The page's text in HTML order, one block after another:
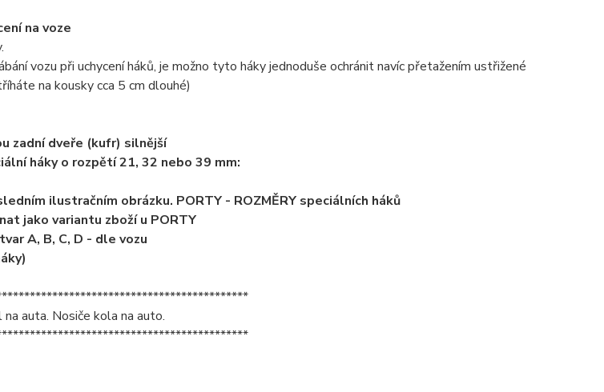
na voze
vozu při uchycení háků, je možno tyto háky jednoduše ochránit navíc přetažením ustřižené
na kousky cca 5 cm dlouhé)
zadní dveře (kufr) silnější
háky o rozpětí 21, 32 nebo 39 mm:
ilustračním obrázku. PORTY - ROZMĚRY speciálních háků
jako variantu zboží u PORTY
A, B, C, D - dle vozu
auta. Nosiče kola na auto.